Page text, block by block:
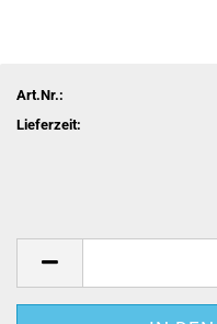
Art.Nr.:
Lieferzeit: